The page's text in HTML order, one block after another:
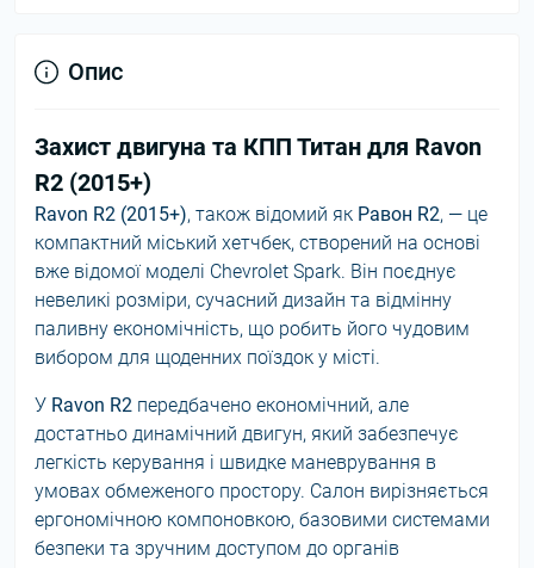
Опис
Захист двигуна та КПП Титан для Ravon
R2 (2015+)
Ravon R2 (2015+), також відомий як Равон R2, — це
компактний міський хетчбек, створений на основі
вже відомої моделі Chevrolet Spark. Він поєднує
невеликі розміри, сучасний дизайн та відмінну
паливну економічність, що робить його чудовим
вибором для щоденних поїздок у місті.
У Ravon R2 передбачено економічний, але
достатньо динамічний двигун, який забезпечує
легкість керування і швидке маневрування в
умовах обмеженого простору. Салон вирізняється
ергономічною компоновкою, базовими системами
безпеки та зручним доступом до органів